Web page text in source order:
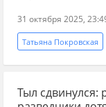
31 октября 2025,
Татьяна Покровская
Днепропетровская
Вооруженные силы
Тыл сдвинулся: